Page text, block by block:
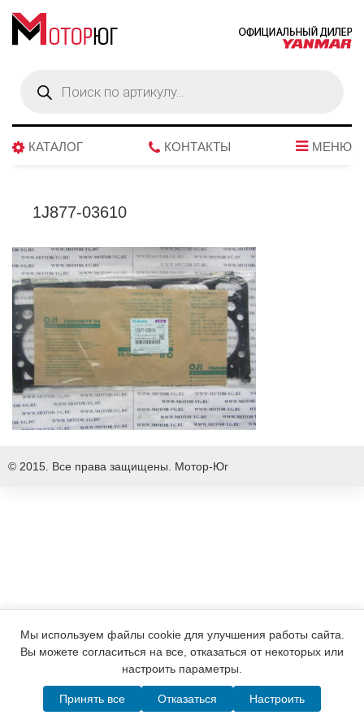
товаров
КАТАЛОГ КОНТАКТЫ МЕНЮ
1J877-03610
© 2015. Все права защищены. Мотор-Юг
Написать в MAX Telegram WhatsApp Позвонить
Мы используем файлы cookie для улучшения работы сайта.
Вы можете согласиться на все, отказаться от некоторых или
настроить параметры.
Принять все Отказаться Настроить